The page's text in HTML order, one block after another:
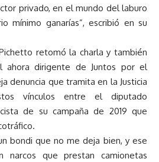
privado, en el mundo del laburo
mínimo ganarías”, escribió en su
retomó la charla y también
ahora dirigente de Juntos por el
denuncia que tramita en la Justicia
vínculos entre el diputado
de su campaña de 2019 que
bondi que no me deja bien, y ese
que prestan camionetas